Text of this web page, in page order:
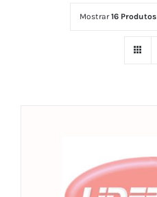
Mostrar16 Produtos